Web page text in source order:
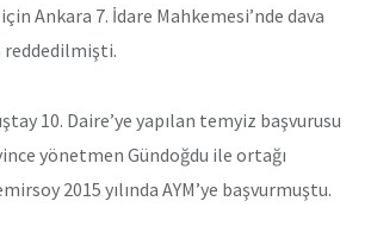
Ankara 7. İdare Mahkemesi’nde dava
reddedilmişti.
10. Daire’ye yapılan temyiz başvurusu
yönetmen Gündoğdu ile ortağı
2015 yılında AYM’ye başvurmuştu.